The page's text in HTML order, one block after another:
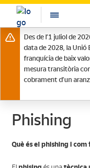
Des de l’1 juliol de
data de 2028, la Unió
franquícia de baix
mesura transitòria
cobrament d’un
Phishing
Què és el phishing i com